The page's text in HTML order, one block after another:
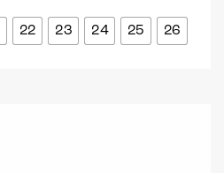
22 23 24 25 26